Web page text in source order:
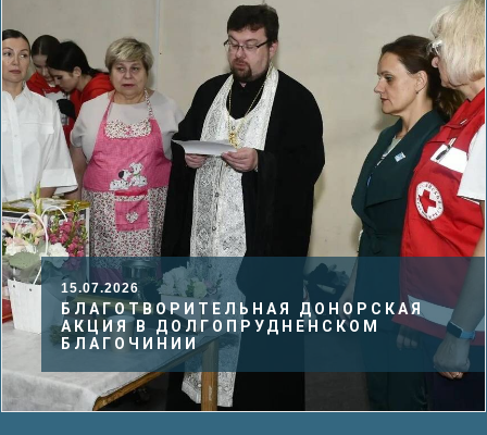
05.07.2026
МОЛЕБЕН СВЯТЫМ ПЕТРУ И ФЕВРОНИИ
В ДОЛГОПРУДНОМ